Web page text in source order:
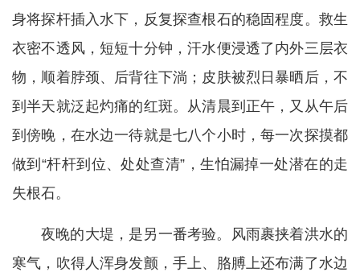
身将探杆插入水下，反复探查根石的稳固程度。救生
衣密不透风，短短十分钟，汗水便浸透了内外三层衣
物，顺着脖颈、后背往下淌；皮肤被烈日暴晒后，不
到半天就泛起灼痛的红斑。从清晨到正午，又从午后
到傍晚，在水边一待就是七八个小时，每一次探摸都
做到“杆杆到位、处处查清”，生怕漏掉一处潜在的走
失根石。
夜晚的大堤，是另一番考验。风雨裹挟着洪水的
寒气，吹得人浑身发颤，手上、胳膊上还布满了水边